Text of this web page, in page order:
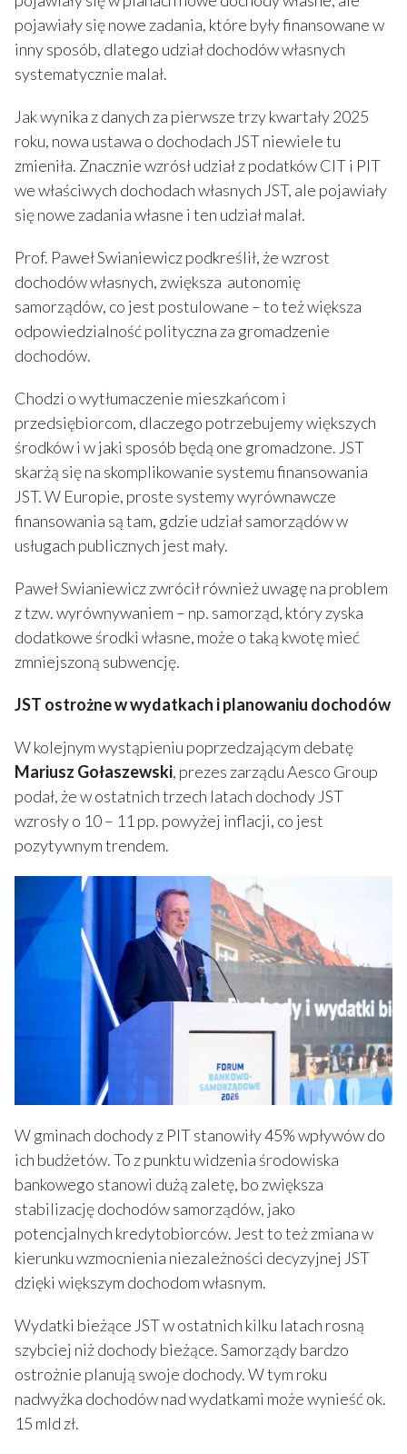
pojawiały się nowe zadania, które były finansowane w
inny sposób, dlatego udział dochodów własnych
systematycznie malał.
Jak wynika z danych za pierwsze trzy kwartały 2025
roku, nowa ustawa o dochodach JST niewiele tu
zmieniła. Znacznie wzrósł udział z podatków CIT i PIT
we właściwych dochodach własnych JST, ale pojawiały
się nowe zadania własne i ten udział malał.
Prof. Paweł Swianiewicz podkreślił, że wzrost
dochodów własnych, zwiększa autonomię
samorządów, co jest postulowane – to też większa
odpowiedzialność polityczna za gromadzenie
dochodów.
Chodzi o wytłumaczenie mieszkańcom i
przedsiębiorcom, dlaczego potrzebujemy większych
środków i w jaki sposób będą one gromadzone. JST
skarżą się na skomplikowanie systemu finansowania
JST. W Europie, proste systemy wyrównawcze
finansowania są tam, gdzie udział samorządów w
usługach publicznych jest mały.
Paweł Swianiewicz zwrócił również uwagę na problem
z tzw. wyrównywaniem – np. samorząd, który zyska
dodatkowe środki własne, może o taką kwotę mieć
zmniejszoną subwencję.
JST ostrożne w wydatkach i planowaniu dochodów
W kolejnym wystąpieniu poprzedzającym debatę
Mariusz Gołaszewski, prezes zarządu Aesco Group
podał, że w ostatnich trzech latach dochody JST
wzrosły o 10 – 11 pp. powyżej inflacji, co jest
pozytywnym trendem.
W gminach dochody z PIT stanowiły 45% wpływów do
ich budżetów. To z punktu widzenia środowiska
bankowego stanowi dużą zaletę, bo zwiększa
stabilizację dochodów samorządów, jako
potencjalnych kredytobiorców. Jest to też zmiana w
kierunku wzmocnienia niezależności decyzyjnej JST
dzięki większym dochodom własnym.
Wydatki bieżące JST w ostatnich kilku latach rosną
szybciej niż dochody bieżące. Samorządy bardzo
ostrożnie planują swoje dochody. W tym roku
nadwyżka dochodów nad wydatkami może wynieść ok.
15 mld zł.